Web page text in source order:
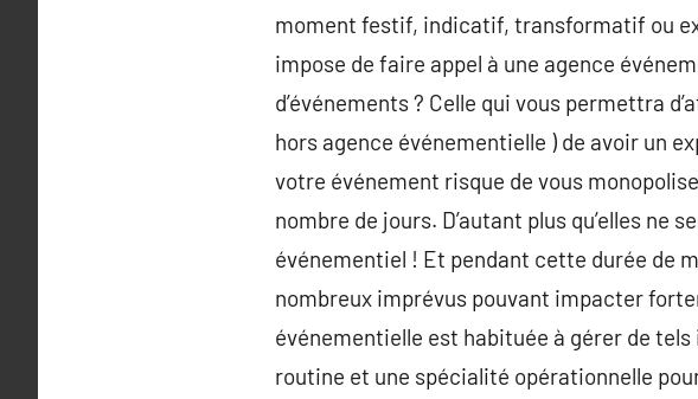
moment festif, indicatif, transformatif ou
impose de faire appel à une agence
d’événements ? Celle qui vous permettra
hors agence événementielle ) de avoir un
votre événement risque de vous
nombre de jours. D’autant plus qu’elles ne
événementiel ! Et pendant cette durée de
nombreux imprévus pouvant impacter
événementielle est habituée à gérer de
routine et une spécialité opérationnelle